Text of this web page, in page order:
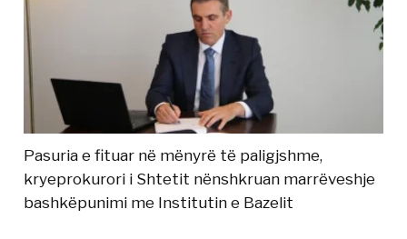
Pasuria e fituar në mënyrë të paligjshme,
kryeprokurori i Shtetit nënshkruan marrëveshje
bashkëpunimi me Institutin e Bazelit